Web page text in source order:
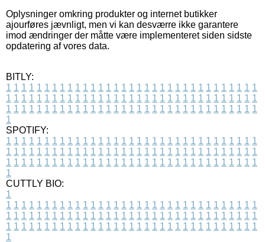
Oplysninger omkring produkter og internet butikker
ajourføres jævnligt, men vi kan desværre ikke garantere
imod ændringer der måtte være implementeret siden sidste
opdatering af vores data.
BITLY:
1 1 1 1 1 1 1 1 1 1 1 1 1 1 1 1 1 1 1 1 1 1 1 1 1 1 1 1 1 1 1 1 1
1 1 1 1 1 1 1 1 1 1 1 1 1 1 1 1 1 1 1 1 1 1 1 1 1 1 1 1 1 1 1 1 1
1 1 1 1 1 1 1 1 1 1 1 1 1 1 1 1 1 1 1 1 1 1 1 1 1 1 1 1 1 1 1 1 1
1
SPOTIFY:
1 1 1 1 1 1 1 1 1 1 1 1 1 1 1 1 1 1 1 1 1 1 1 1 1 1 1 1 1 1 1 1 1
1 1 1 1 1 1 1 1 1 1 1 1 1 1 1 1 1 1 1 1 1 1 1 1 1 1 1 1 1 1 1 1 1
1 1 1 1 1 1 1 1 1 1 1 1 1 1 1 1 1 1 1 1 1 1 1 1 1 1 1 1 1 1 1 1 1
1
CUTTLY BIO:
1
1 1 1 1 1 1 1 1 1 1 1 1 1 1 1 1 1 1 1 1 1 1 1 1 1 1 1 1 1 1 1 1 1
1 1 1 1 1 1 1 1 1 1 1 1 1 1 1 1 1 1 1 1 1 1 1 1 1 1 1 1 1 1 1 1 1
1 1 1 1 1 1 1 1 1 1 1 1 1 1 1 1 1 1 1 1 1 1 1 1 1 1 1 1 1 1 1 1 1
1